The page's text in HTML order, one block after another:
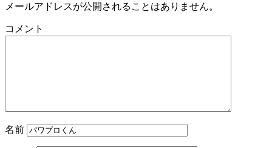
メールアドレスが公開されることはありません。
コメント
名前